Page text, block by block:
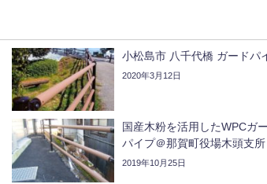
小松島市 八千代橋 ガードパ
2020年3月12日
国産木粉を活用したWPCガ
パイプ＠那賀町役場木頭支所
2019年10月25日